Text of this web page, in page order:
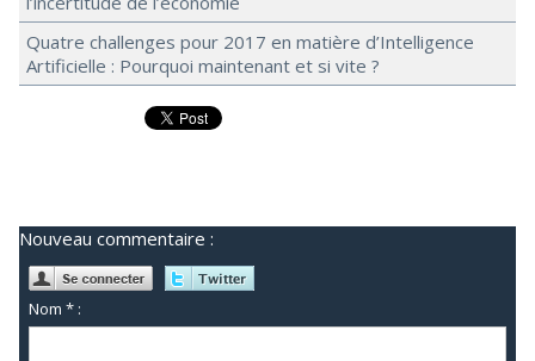
Quatre challenges pour 2017 en matière d’Intelligence
Artificielle : Pourquoi maintenant et si vite ?
Nouveau commentaire :
Nom * :